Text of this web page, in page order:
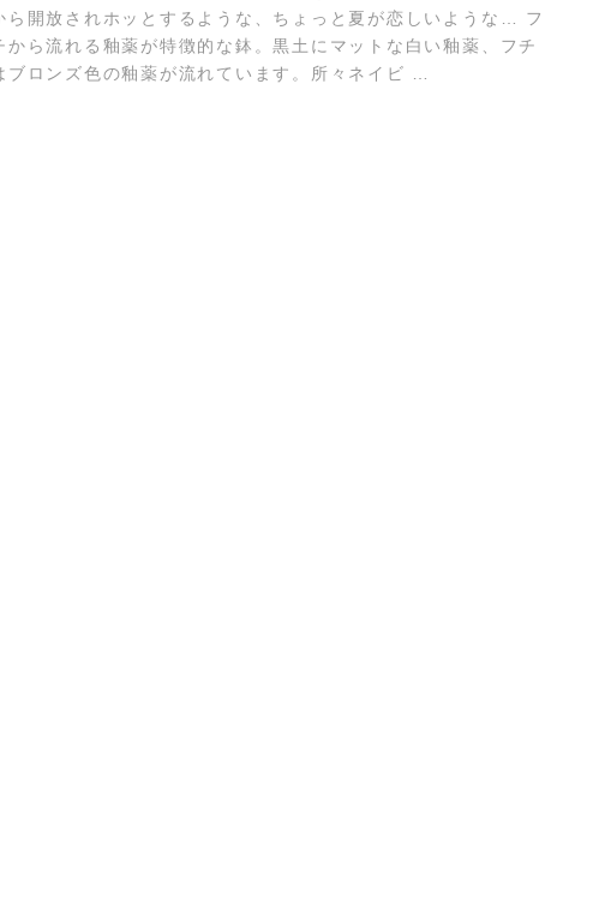
ら開放されホッとするような、ちょっと夏が恋しいような… フ
から流れる釉薬が特徴的な鉢。黒土にマットな白い釉薬、フチ
ブロンズ色の釉薬が流れています。所々ネイビ …